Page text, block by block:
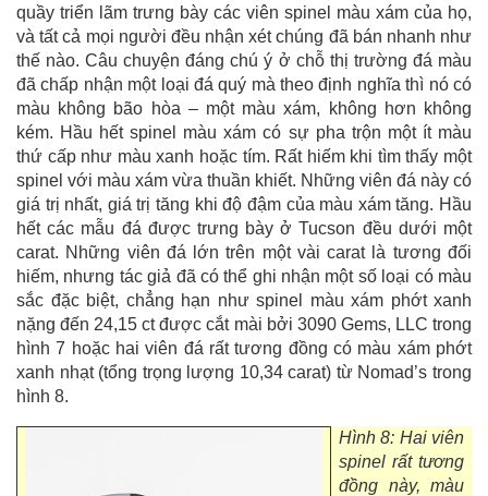
quầy triển lãm trưng bày các viên spinel màu xám của họ,
và tất cả mọi người đều nhận xét chúng đã bán nhanh như
thế nào. Câu chuyện đáng chú ý ở chỗ thị trường đá màu
đã chấp nhận một loại đá quý mà theo định nghĩa thì nó có
màu không bão hòa – một màu xám, không hơn không
kém. Hầu hết spinel màu xám có sự pha trộn một ít màu
thứ cấp như màu xanh hoặc tím. Rất hiếm khi tìm thấy một
spinel với màu xám vừa thuần khiết. Những viên đá này có
giá trị nhất, giá trị tăng khi độ đậm của màu xám tăng. Hầu
hết các mẫu đá được trưng bày ở Tucson đều dưới một
carat. Những viên đá lớn trên một vài carat là tương đối
hiếm, nhưng tác giả đã có thể ghi nhận một số loại có màu
sắc đặc biệt, chẳng hạn như spinel màu xám phớt xanh
nặng đến 24,15 ct được cắt mài bởi 3090 Gems, LLC trong
hình 7 hoặc hai viên đá rất tương đồng có màu xám phớt
xanh nhạt (tổng trọng lượng 10,34 carat) từ Nomad’s trong
hình 8.
Hình 8: Hai viên
spinel rất tương
đồng này, màu